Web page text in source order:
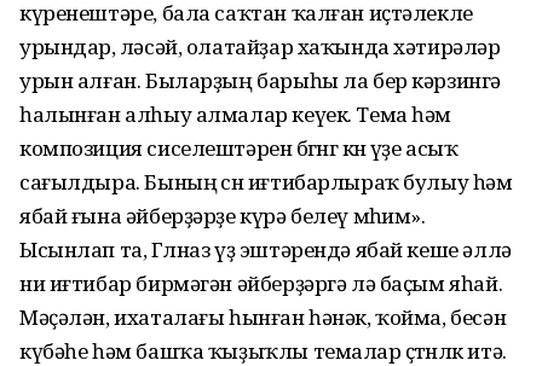
күренештәре, бала саҡтан ҡалған иҫтәлекле
урындар, өләсәй, олатайҙар хаҡында хәтирәләр
урын алған. Быларҙың барыһы ла бер кәрзингә
һалынған алһыу алмалар кеүек. Тема һәм
композиция сиселештәрен бөгөнгө көн үҙе асыҡ
сағылдыра. Бының өсөн иғтибарлыраҡ булыу һәм
ябай ғына әйберҙәрҙе күрә белеү мөһим».
Ысынлап та, Гөлназ үҙ эштәрендә ябай кеше әллә
ни иғтибар бирмәгән әйберҙәргә лә баҫым яһай.
Мәҫәлән, ихаталағы һынған һәнәк, ҡойма, бесән
күбәһе һәм башҡа ҡыҙыҡлы темалар өҫтөнлөк итә.